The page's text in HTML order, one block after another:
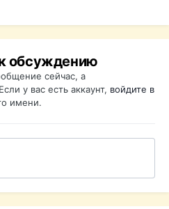
обсуждению
сейчас, а
у вас есть аккаунт, войдите в
имени.